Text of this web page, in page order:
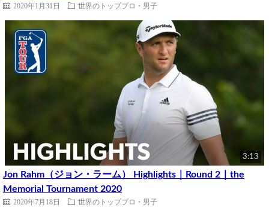
2020年1月31日 世界のトッププロ・男子
3:13
Jon Rahm（ジョン・ラーム） Highlights｜Round 2｜the
Memorial Tournament 2020
2020年7月18日 世界のトッププロ・男子